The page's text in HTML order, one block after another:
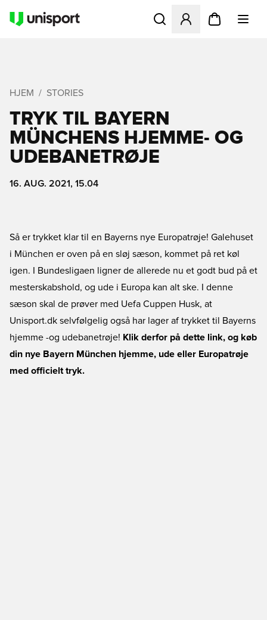
Åbner en Modal til at
HJEM STORIES
TRYK TIL BAYERN
MÜNCHENS HJEMME- OG
UDEBANETRØJE
16. AUG. 2021, 15.04
Så er trykket klar til en Bayerns nye Europatrøje! Galehuset
i München er oven på en sløj sæson, kommet på ret køl
igen. I Bundesligaen ligner de allerede nu et godt bud på et
mesterskabshold, og ude i Europa kan alt ske. I denne
sæson skal de prøver med Uefa Cuppen Husk, at
Unisport.dk selvfølgelig også har lager af trykket til Bayerns
hjemme -og udebanetrøje! Klik derfor på dette link, og køb
din nye Bayern München hjemme, ude eller Europatrøje
med officielt tryk.